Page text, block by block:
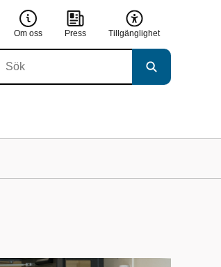
Om oss Press Tillgänglighet